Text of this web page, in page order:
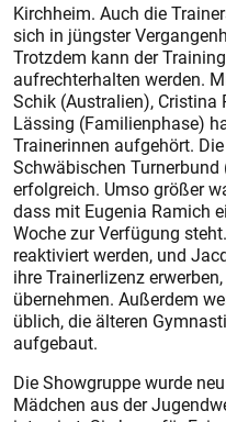
Kirchheim. Auch die
sich in jüngster
Trotzdem kann der
aufrechterhalten werden.
Schik (Australien), Cristina
Lässing (Familienphase)
Trainerinnen aufgehört.
Schwäbischen
erfolgreich. Umso größer
dass mit Eugenia Ramich
Woche zur Verfügung
reaktiviert werden, und
ihre Trainerlizenz
übernehmen. Außerdem
üblich, die älteren
aufgebaut.
Die Showgruppe wurde
Mädchen aus der